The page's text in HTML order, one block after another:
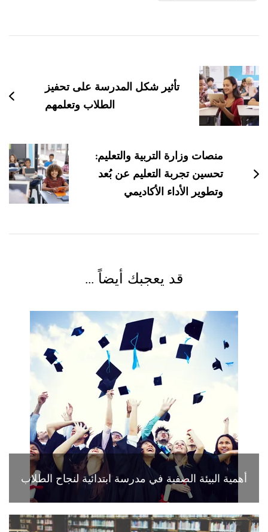
بين
التدوينات
تأثير شكل المدرسة على تحفيز
الطلاب وتعلمهم
منصات وزارة التربية والتعليم:
تحسين تجربة التعليم عن بُعد
وتطوير الأداء الأكاديمي
قد يعجبك أيضاً ...
أهمية البيئة الصفية في مدرسة ابتدائية لنجاح الطلاب